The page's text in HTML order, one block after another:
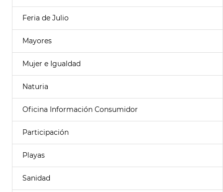
Feria de Julio
Mayores
Mujer e Igualdad
Naturia
Oficina Información Consumidor
Participación
Playas
Sanidad